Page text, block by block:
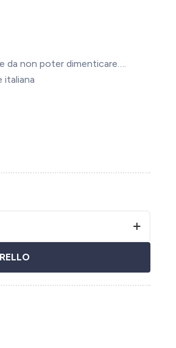
da non poter dimenticare….
italiana